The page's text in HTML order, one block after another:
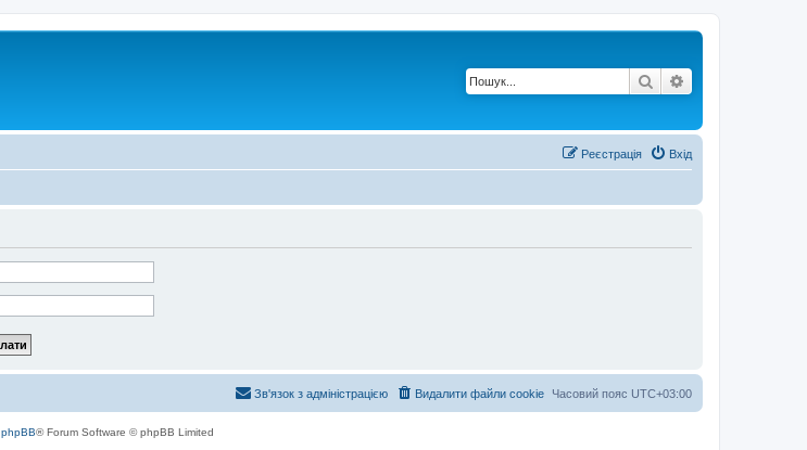
Пошук
Вхід
Реєстрація
Часовий пояс UTC+03:00
Видалити файли cookie
Зв'язок з адміністрацією
phpBB® Forum Software © phpBB Limited